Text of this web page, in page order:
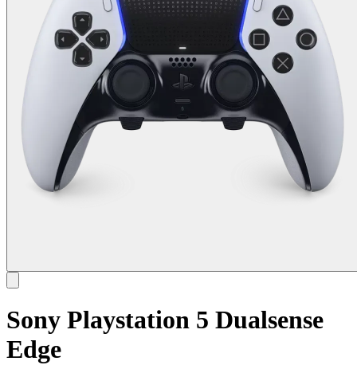
Sony Playstation 5 Dualsense
Edge